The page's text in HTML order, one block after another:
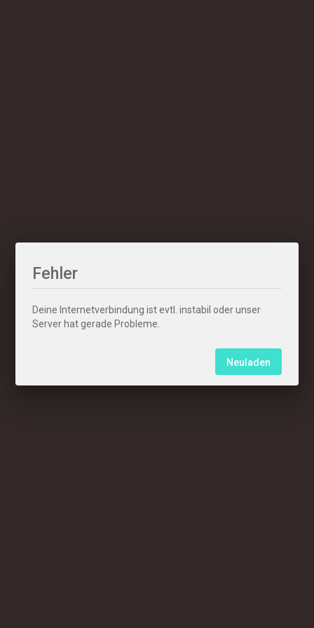
Fehler
Deine Internetverbindung ist evtl. instabil oder unser
Server hat gerade Probleme.
Neuladen